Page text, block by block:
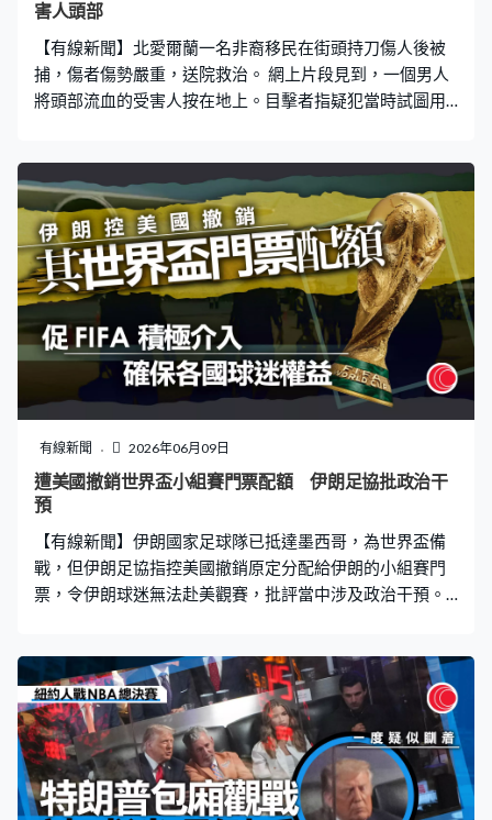
害人頭部
【有線新聞】北愛爾蘭一名非裔移民在街頭持刀傷人後被
捕，傷者傷勢嚴重，送院救治。 網上片段見到，一個男人
將頭部流血的受害人按在地上。目擊者指疑犯當時試圖用
五年簽證。首相施紀賢譴責事件，強調不能容忍暴力。有
人事後在網上發起大規模反移民示威，首相府呼籲民眾保
持冷靜。
有線新聞 2026年06月09日
遭美國撤銷世界盃小組賽門票配額 伊朗足協批政治干
預
【有線新聞】伊朗國家足球隊已抵達墨西哥，為世界盃備
戰，但伊朗足協指控美國撤銷原定分配給伊朗的小組賽門
票，令伊朗球迷無法赴美觀賽，批評當中涉及政治干預。
三場比賽預計在美國的洛杉磯及西雅圖舉行。 但伊朗足協
發聲明，指控華府撤銷本屆賽事給予伊朗的門票配額。根
據國際足協規定，參賽國家可獲得每場賽事8%的門票配
額，並透過官方渠道出售。伊朗足協指現時無法向已購票
人士提供門票，批評美國試圖阻止早已安排行程的伊朗球
迷，到場觀賞比賽。伊朗足協又呼籲國際足協積極介入，